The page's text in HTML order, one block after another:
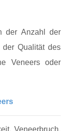
der Anzahl der
der Qualität des
Veneers oder